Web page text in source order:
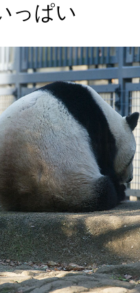
っぱい